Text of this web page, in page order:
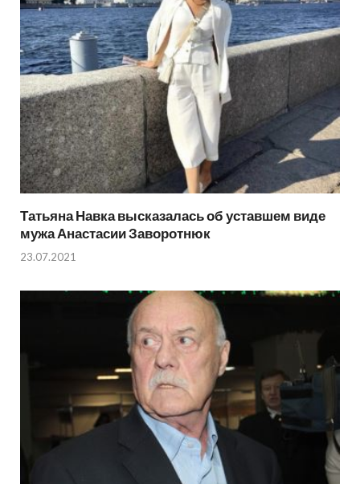
Татьяна Навка высказалась об уставшем виде
мужа Анастасии Заворотнюк
23.07.2021